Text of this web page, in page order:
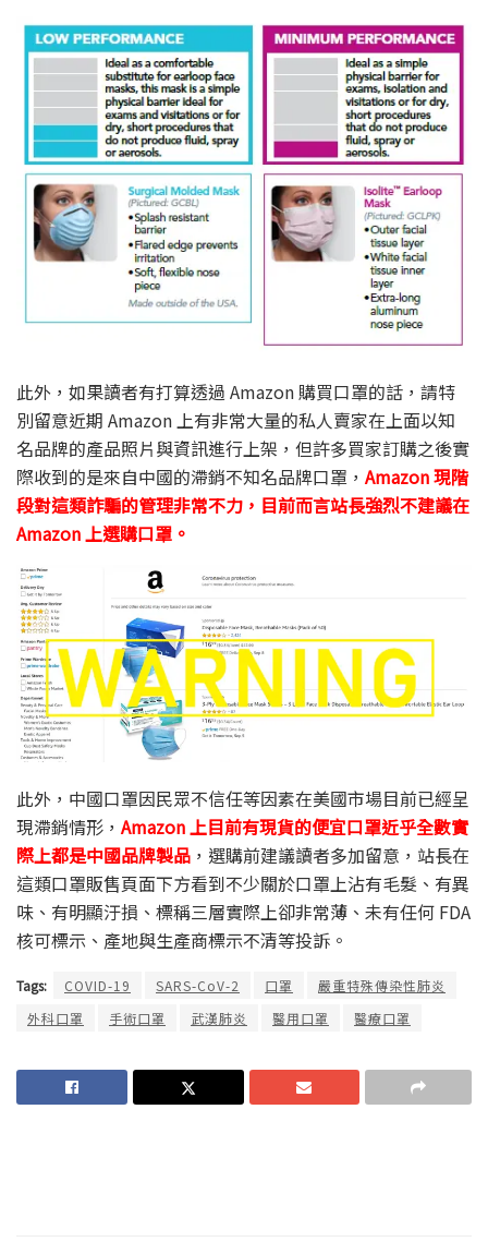
此外，如果讀者有打算透過 Amazon 購買口罩的話，請特
別留意近期 Amazon 上有非常大量的私人賣家在上面以知
名品牌的產品照片與資訊進行上架，但許多買家訂購之後實
際收到的是來自中國的滯銷不知名品牌口罩， Amazon 現階
段對這類詐騙的管理非常不力，目前而言站長強烈不建議在
Amazon 上選購口罩。
此外，中國口罩因民眾不信任等因素在美國市場目前已經呈
現滯銷情形， Amazon 上目前有現貨的便宜口罩近乎全數實
際上都是中國品牌製品 ，選購前建議讀者多加留意，站長在
這類口罩販售頁面下方看到不少關於口罩上沾有毛髮、有異
味、有明顯汙損、標稱三層實際上卻非常薄、未有任何 FDA
核可標示、產地與生產商標示不清等投訴。
Tags: COVID-19 SARS-CoV-2 口罩
嚴重特殊傳染性肺炎
外科口罩
手術口罩 武漢肺炎 醫用口罩 醫療口罩